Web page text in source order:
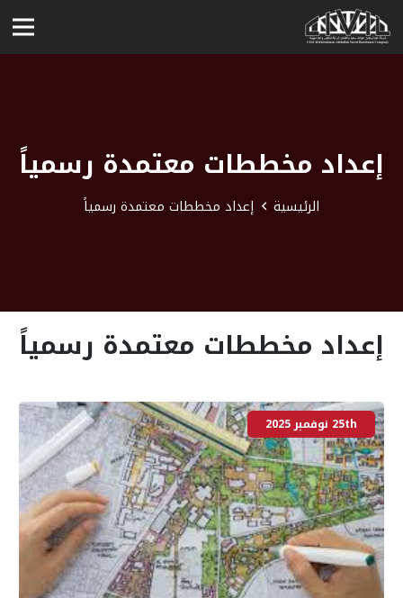
إعداد مخططات معتمدة رسمياً
الرئيسية إعداد مخططات معتمدة رسمياً
إعداد مخططات معتمدة رسمياً
25th نوفمبر 2025